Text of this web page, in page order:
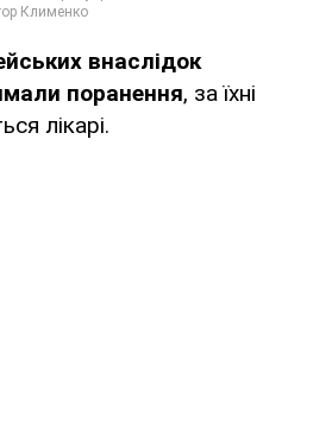
внаслідок
поранення, за їхні
лікарі.